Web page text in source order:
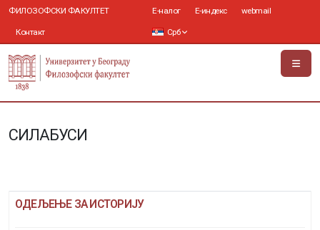
ФИЛОЗОФСКИ ФАКУЛТЕТ
Контакт
Е-налог Е-индекс webmail
Срб
СИЛАБУСИ
ОДЕЉЕЊЕ ЗА ИСТОРИЈУ